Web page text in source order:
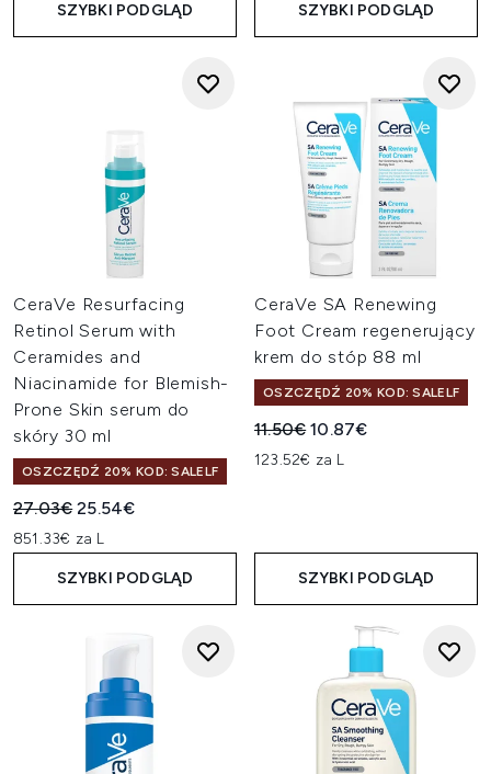
SZYBKI PODGLĄD SZYBKI PODGLĄD
CeraVe Resurfacing
Retinol Serum with
Ceramides and
Niacinamide for Blemish-
Prone Skin serum do
skóry 30 ml
OSZCZĘDŹ 20% KOD: SALELF
Sugerowana cena detaliczna:
27.03€Aktualna cena:
25.54€
851.33€ za L
SZYBKI PODGLĄD
CeraVe SA Renewing
Foot Cream regenerujący
krem do stóp 88 ml
OSZCZĘDŹ 20% KOD: SALELF
Sugerowana cena
11.50€Aktualna cena:
10.87€
123.52€ za L
SZYBKI PODGLĄD